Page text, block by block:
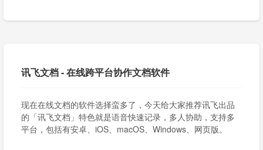
讯飞文档 - 在线跨平台协作文档软件
现在在线文档的软件选择蛮多了，今天给大家推荐讯飞出品
的「讯飞文档」特色就是语音快速记录，多人协助，支持多
平台，包括有安卓、iOS、macOS、Windows、网页版。